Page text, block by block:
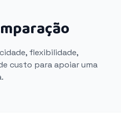
flexibilidade,
custo para apoiar uma